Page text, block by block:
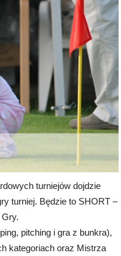
turniejów dojdzie
turniej. Będzie to SHORT –
pitching i gra z bunkra),
kategoriach oraz Mistrza